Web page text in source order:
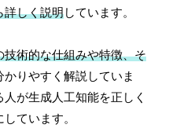
詳しく説明しています。
技術的な仕組みや特徴、そ
かりやすく解説していま
が生成人工知能を正しく
ています。